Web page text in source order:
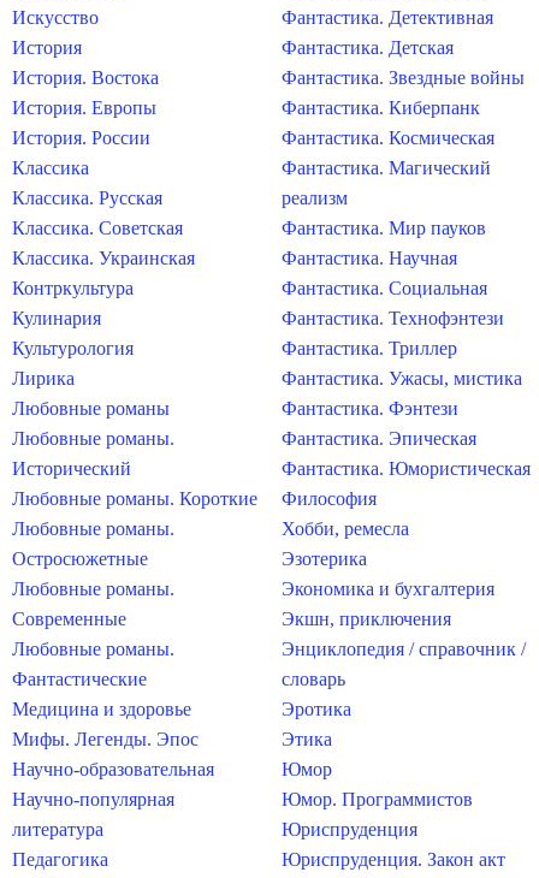
Искусство
История
История. Востока
История. Европы
История. России
Классика
Классика. Русская
Классика. Советская
Классика. Украинская
Контркультура
Кулинария
Культурология
Лирика
Любовные романы
Любовные романы.
Исторический
Любовные романы. Короткие
Любовные романы.
Остросюжетные
Любовные романы.
Современные
Любовные романы.
Фантастические
Медицина и здоровье
Мифы. Легенды. Эпос
Научно-образовательная
Научно-популярная
литература
Педагогика
Фантастика. Детективная
Фантастика. Детская
Фантастика. Звездные войны
Фантастика. Киберпанк
Фантастика. Космическая
Фантастика. Магический
реализм
Фантастика. Мир пауков
Фантастика. Научная
Фантастика. Социальная
Фантастика. Технофэнтези
Фантастика. Триллер
Фантастика. Ужасы, мистика
Фантастика. Фэнтези
Фантастика. Эпическая
Фантастика. Юмористическая
Философия
Хобби, ремесла
Эзотерика
Экономика и бухгалтерия
Экшн, приключения
Энциклопедия / справочник /
словарь
Эротика
Этика
Юмор
Юмор. Программистов
Юриспруденция
Юриспруденция. Закон акт